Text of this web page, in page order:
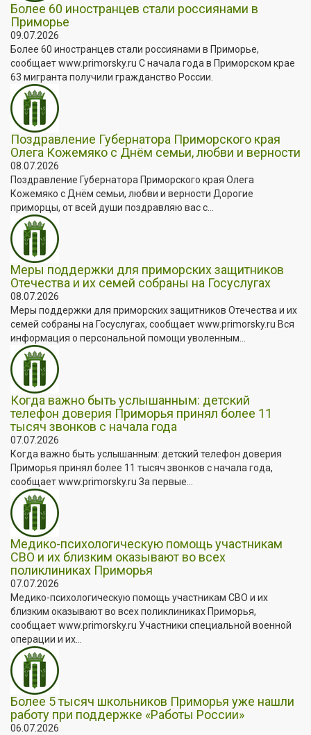
Более 60 иностранцев стали россиянами в
Приморье
09.07.2026
Более 60 иностранцев стали россиянами в Приморье,
сообщает www.primorsky.ru С начала года в Приморском крае
63 мигранта получили гражданство России.
Поздравление Губернатора Приморского края
Олега Кожемяко с Днём семьи, любви и верности
08.07.2026
Поздравление Губернатора Приморского края Олега
Кожемяко с Днём семьи, любви и верности Дорогие
приморцы, от всей души поздравляю вас с...
Меры поддержки для приморских защитников
Отечества и их семей собраны на Госуслугах
08.07.2026
Меры поддержки для приморских защитников Отечества и их
семей собраны на Госуслугах, сообщает www.primorsky.ru Вся
информация о персональной помощи уволенным...
Когда важно быть услышанным: детский
телефон доверия Приморья принял более 11
тысяч звонков с начала года
07.07.2026
Когда важно быть услышанным: детский телефон доверия
Приморья принял более 11 тысяч звонков с начала года,
сообщает www.primorsky.ru За первые...
Медико-психологическую помощь участникам
СВО и их близким оказывают во всех
поликлиниках Приморья
07.07.2026
Медико-психологическую помощь участникам СВО и их
близким оказывают во всех поликлиниках Приморья,
сообщает www.primorsky.ru Участники специальной военной
операции и их...
Более 5 тысяч школьников Приморья уже нашли
работу при поддержке «Работы России»
06.07.2026